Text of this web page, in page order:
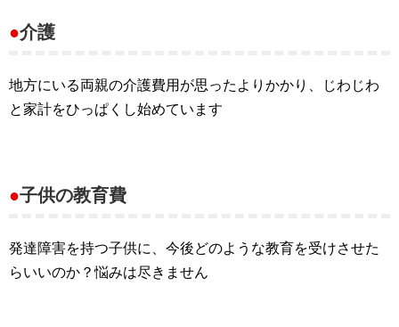
●介護
地方にいる両親の介護費用が思ったよりかかり、じわじわ
と家計をひっぱくし始めています
●子供の教育費
発達障害を持つ子供に、今後どのような教育を受けさせた
らいいのか？悩みは尽きません